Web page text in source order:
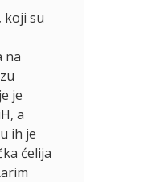
koji su
na
je
a
ih je
ćelija